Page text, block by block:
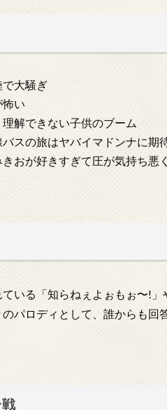
で大騒ぎ
怖い
理解できない子供のブーム
バスの旅はヤバイマドンナに期
きおが好きすぎて圧が気持ち悪
いる「知らねぇよぉもぉ〜!
パロディとして、誰からも